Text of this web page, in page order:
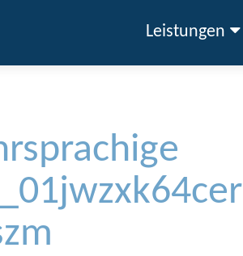
Leistungen